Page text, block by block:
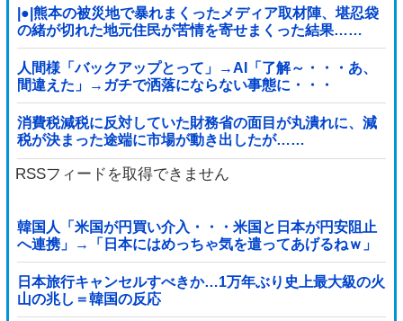
|●|熊本の被災地で暴れまくったメディア取材陣、堪忍袋
の緒が切れた地元住民が苦情を寄せまくった結果……
人間様「バックアップとって」→AI「了解～・・・あ、
間違えた」→ガチで洒落にならない事態に・・・
消費税減税に反対していた財務省の面目が丸潰れに、減
税が決まった途端に市場が動き出したが……
RSSフィードを取得できません
韓国人「米国が円買い介入・・・米国と日本が円安阻止
へ連携」→「日本にはめっちゃ気を遣ってあげるねｗ」
「ウォンも救ってくれ・・・」
日本旅行キャンセルすべきか…1万年ぶり史上最大級の火
山の兆し＝韓国の反応